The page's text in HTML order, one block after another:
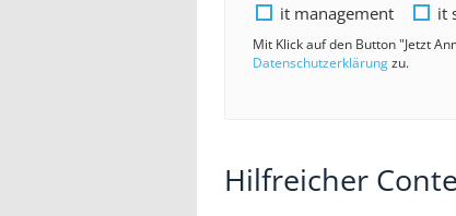
it management it
Mit Klick auf den Button "Jetzt
Datenschutzerklärungzu.
Hilfreicher